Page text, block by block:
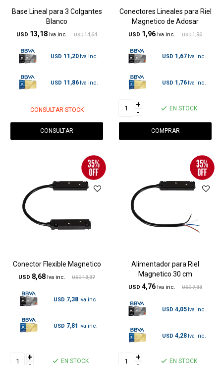
Base Lineal para 3 Colgantes
Blanco
USD 13,18 USD 14,64
USD 11,20
USD 11,86
CONSULTAR STOCK
CONSULTAR
Conectores Lineales para Riel
Magnetico de Adosar
USD 1,96 USD 1,96
USD 1,67
USD 1,76
+
- EN STOCK
Conector Flexible Magnetico
USD 8,68 USD 13,37
USD 7,38
USD 7,81
+ EN STOCK
Alimentador para Riel
Magnetico 30 cm
USD 4,76 USD 7,33
USD 4,05
USD 4,28
+ EN STOCK